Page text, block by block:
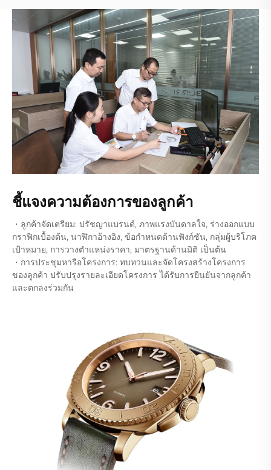
ชี้แจงความต้องการของลูกค้า
・ลูกค้าจัดเตรียม: ปรัชญาแบรนด์, ภาพแรงบันดาลใจ, ร่างออกแบบ
กราฟิกเบื้องต้น, นาฬิกาอ้างอิง, ข้อกำหนดด้านฟังก์ชัน, กลุ่มผู้บริโภค
เป้าหมาย, การวางตำแหน่งราคา, มาตรฐานด้านมิติ เป็นต้น
・การประชุมหารือโครงการ: ทบทวนและจัดโครงสร้างโครงการ
ของลูกค้า ปรับปรุงรายละเอียดโครงการ ได้รับการยืนยันจากลูกค้า
และตกลงร่วมกัน